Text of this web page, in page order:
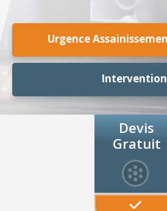
Urgence
Devis
Gratuit